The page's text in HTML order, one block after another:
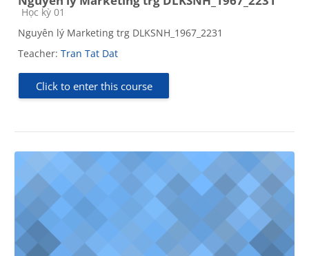
Course category
Học kỳ 01
Nguyên lý Marketing trg DLKSNH_1967_2231
Teacher: Tran Tat Dat
Click to enter this course